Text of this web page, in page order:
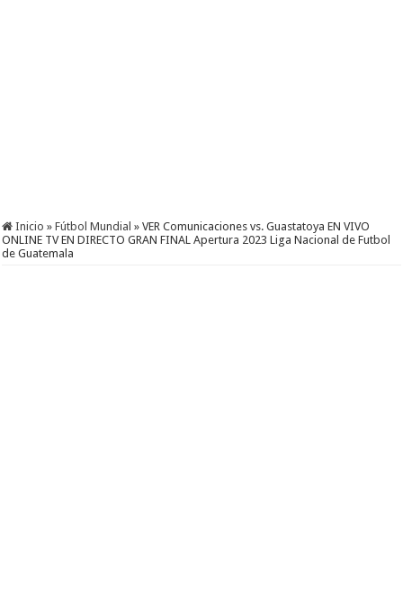
Inicio » Fútbol Mundial » VER Comunicaciones vs. Guastatoya EN VIVO
ONLINE TV EN DIRECTO GRAN FINAL Apertura 2023 Liga Nacional de Futbol
de Guatemala